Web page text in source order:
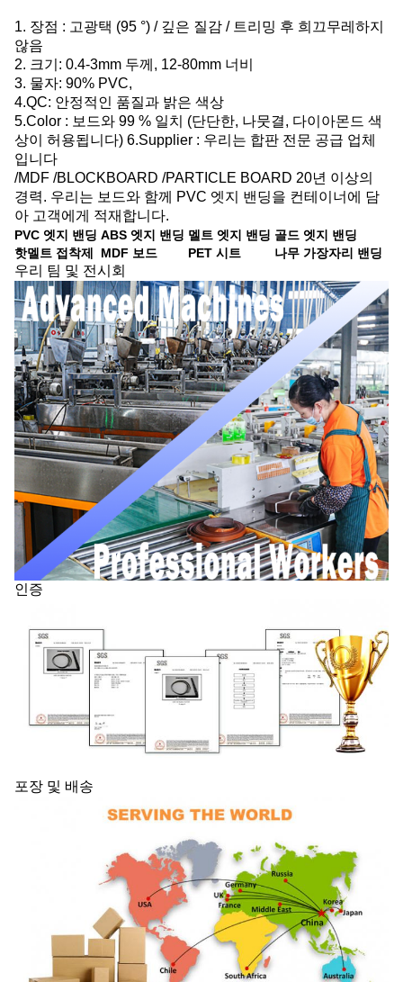
1. 장점 : 고광택 (95 °) / 깊은 질감 / 트리밍 후 희끄무레하지
않음
2. 크기: 0.4-3mm 두께, 12-80mm 너비
3. 물자: 90% PVC,
4.QC: 안정적인 품질과 밝은 색상
5.Color : 보드와 99 % 일치 (단단한, 나뭇결, 다이아몬드 색
상이 허용됩니다) 6.Supplier : 우리는 합판 전문 공급 업체
입니다
/MDF /BLOCKBOARD /PARTICLE BOARD 20년 이상의
경력. 우리는 보드와 함께 PVC 엣지 밴딩을 컨테이너에 담
아 고객에게 적재합니다.
PVC 엣지 밴딩 ABS 엣지 밴딩 멜트 엣지 밴딩 골드 엣지 밴딩
핫멜트 접착제
MDF 보드 PET 시트 나무 가장자리 밴딩
우리 팀 및 전시회
인증
포장 및 배송